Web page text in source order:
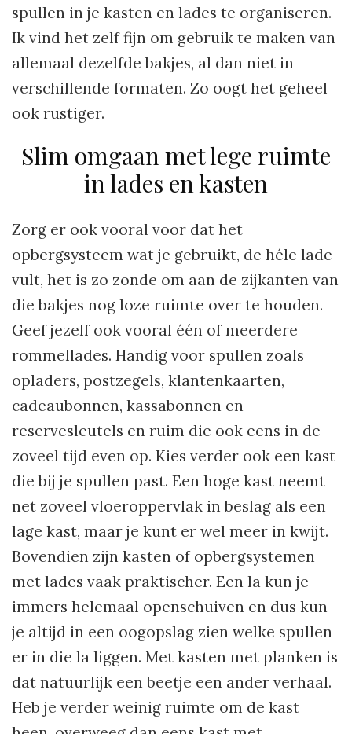
spullen in je kasten en lades te organiseren.
Ik vind het zelf fijn om gebruik te maken van
allemaal dezelfde bakjes, al dan niet in
verschillende formaten. Zo oogt het geheel
ook rustiger.
Slim omgaan met lege ruimte
in lades en kasten
Zorg er ook vooral voor dat het
opbergsysteem wat je gebruikt, de héle lade
vult, het is zo zonde om aan de zijkanten van
die bakjes nog loze ruimte over te houden.
Geef jezelf ook vooral één of meerdere
rommellades. Handig voor spullen zoals
opladers, postzegels, klantenkaarten,
cadeaubonnen, kassabonnen en
reservesleutels en ruim die ook eens in de
zoveel tijd even op. Kies verder ook een kast
die bij je spullen past. Een hoge kast neemt
net zoveel vloeroppervlak in beslag als een
lage kast, maar je kunt er wel meer in kwijt.
Bovendien zijn kasten of opbergsystemen
met lades vaak praktischer. Een la kun je
immers helemaal openschuiven en dus kun
je altijd in een oogopslag zien welke spullen
er in die la liggen. Met kasten met planken is
dat natuurlijk een beetje een ander verhaal.
Heb je verder weinig ruimte om de kast